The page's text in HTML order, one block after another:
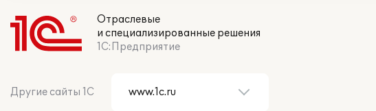
Отраслевые
и специализированные решения
1С:Предприятие
Другие сайты 1С